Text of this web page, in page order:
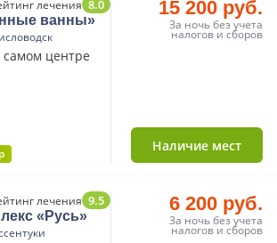
лечения 8.0
ванны»
центре
15 200 руб.
За ночь без учета
налогов и сборов
Наличие мест
лечения 9.5
«Русь»
6 200 руб.
За ночь без учета
налогов и сборов